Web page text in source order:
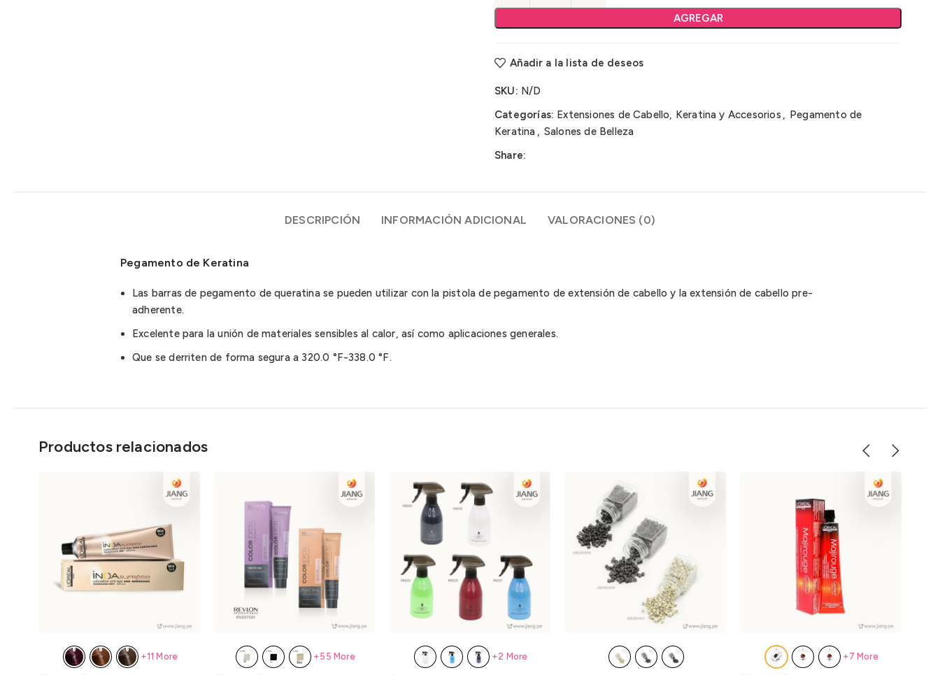
AGREGAR
Añadir a la lista de deseos
SKU: N/D
Categorías: Extensiones de Cabello, Keratina y Accesorios , Pegamento de
Keratina , Salones de Belleza
Share:
DESCRIPCIÓN INFORMACIÓN ADICIONAL VALORACIONES (0)
Pegamento de Keratina
Las barras de pegamento de queratina se pueden utilizar con la pistola de pegamento de extensión de cabello y la extensión de cabello pre-
adherente.
Excelente para la unión de materiales sensibles al calor, así como aplicaciones generales.
Que se derriten de forma segura a 320.0 °F-338.0 °F.
Productos relacionados
+11 More +55 More +2 More +7 More